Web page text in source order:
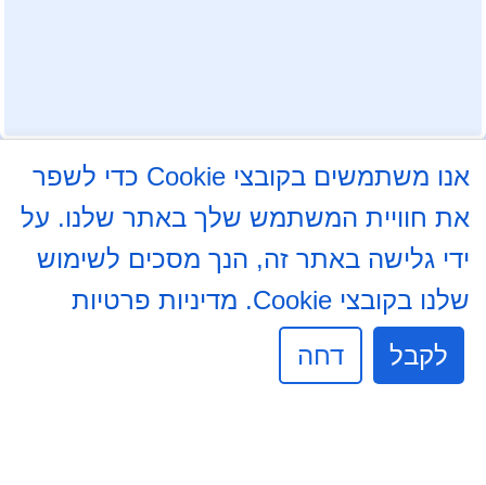
התלמוד 8א, באר שבע
08-6204000
08-6237234
info@mdb7.co.il
אנו משתמשים בקובצי Cookie כדי לשפר
את חוויית המשתמש שלך באתר שלנו. על
ידי גלישה באתר זה, הנך מסכים לשימוש
שלנו בקובצי Cookie.
מדיניות פרטיות
לקבל
דחה